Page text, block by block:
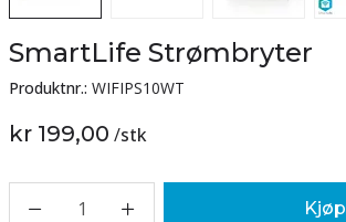
SmartLife Strømbryter
Produktnr.: WIFIPS10WT
kr 199,00 /stk
1 Kjøp